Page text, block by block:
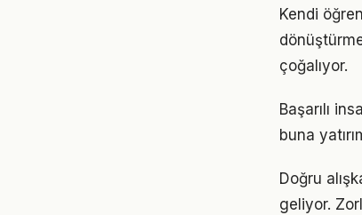
Kendi
çoğalıyor.
Başarılı
buna
Doğru
geliyor.